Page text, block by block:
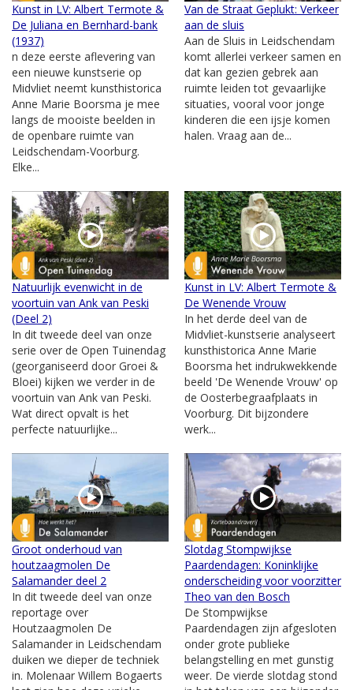
Kunst in LV: Albert Termote &
De Juliana en Bernhard-bank
(1937)
n deze eerste aflevering van
een nieuwe kunstserie op
Midvliet neemt kunsthistorica
Anne Marie Boorsma je mee
langs de mooiste beelden in
de openbare ruimte van
Leidschendam-Voorburg.
Elke...
Van de Straat Geplukt: Verkeer
aan de sluis
Aan de Sluis in Leidschendam
komt allerlei verkeer samen en
dat kan gezien gebrek aan
ruimte leiden tot gevaarlijke
situaties, vooral voor jonge
kinderen die een ijsje komen
halen. Vraag aan de...
Natuurlijk evenwicht in de
voortuin van Ank van Peski
(Deel 2)
In dit tweede deel van onze
serie over de Open Tuinendag
(georganiseerd door Groei &
Bloei) kijken we verder in de
voortuin van Ank van Peski.
Wat direct opvalt is het
perfecte natuurlijke...
Kunst in LV: Albert Termote &
De Wenende Vrouw
In het derde deel van de
Midvliet-kunstserie analyseert
kunsthistorica Anne Marie
Boorsma het indrukwekkende
beeld 'De Wenende Vrouw' op
de Oosterbegraafplaats in
Voorburg. Dit bijzondere
werk...
Groot onderhoud van
houtzaagmolen De
Salamander deel 2
In dit tweede deel van onze
reportage over
Houtzaagmolen De
Salamander in Leidschendam
duiken we dieper de techniek
in. Molenaar Willem Bogaerts
Slotdag Stompwijkse
Paardendagen: Koninklijke
onderscheiding voor voorzitter
Theo van den Bosch
De Stompwijkse
Paardendagen zijn afgesloten
onder grote publieke
belangstelling en met gunstig
weer. De vierde slotdag stond